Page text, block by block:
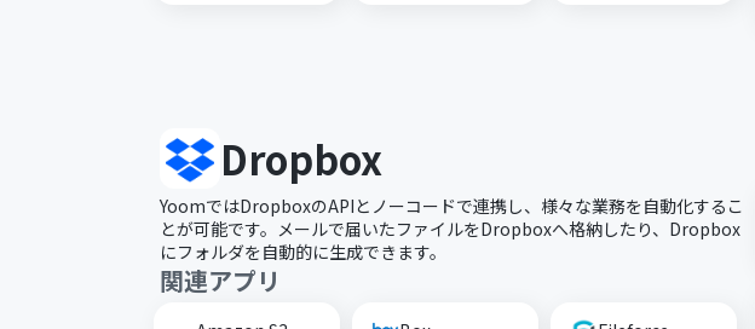
Dropbox
YoomではDropboxのAPIとノーコードで連携し、様々な業務を自動化するこ
とが可能です。メールで届いたファイルをDropboxへ格納したり、Dropbox
にフォルダを自動的に生成できます。
関連アプリ